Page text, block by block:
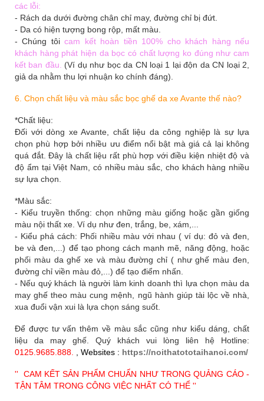
các lỗi:
- Rách da dưới đường chân chỉ may, đường chỉ bị đứt.
- Da có hiện tượng bong rộp, mất màu.
- Chúng tôicam kết hoàn tiền 100% cho khách hàng nếu
khách hàng phát hiện da bọc có chất lượng ko đúng như cam
kết ban đầu. (Ví dụ như bọc da CN loại 1 lại độn da CN loại 2,
giả da nhằm thu lợi nhuận ko chính đáng).
6. Chọn chất liệu và màu sắc bọc ghế da xe Avante thế nào?
*Chất liệu:
Đối với dòng xe Avante, chất liệu da công nghiệp là sự lựa
chọn phù hợp bởi nhiều ưu điểm nổi bật mà giá cả lại không
quá đắt. Đây là chất liệu rất phù hợp với điều kiện nhiệt độ và
độ ẩm tại Việt Nam, có nhiều màu sắc, cho khách hàng nhiều
sự lựa chọn.
*Màu sắc:
- Kiểu truyền thống: chọn những màu giống hoặc gần giống
màu nội thất xe. Ví dụ như đen, trắng, be, xám,...
- Kiểu phá cách: Phối nhiều màu với nhau ( ví dụ: đỏ và đen,
be và đen,...) để tạo phong cách mạnh mẽ, năng động, hoặc
phối màu da ghế xe và màu đường chỉ ( như ghế màu đen,
đường chỉ viền màu đỏ,...) để tạo điểm nhấn.
- Nếu quý khách là người làm kinh doanh thì lựa chọn màu da
may ghế theo màu cung mệnh, ngũ hành giúp tài lộc về nhà,
xua đuổi vận xui là lựa chọn sáng suốt.
Để được tư vấn thêm về màu sắc cũng như kiểu dáng, chất
liệu da may ghế. Quý khách vui lòng liên hệ Hotline:
0125.9685.888.
, Websites : https://noithatototaihanoi.com/
'' CAM KẾT SẢN PHẨM CHUẨN NHƯ TRONG QUẢNG CÁO -
TẬN TÂM TRONG CÔNG VIỆC NHẤT CÓ THỂ ''